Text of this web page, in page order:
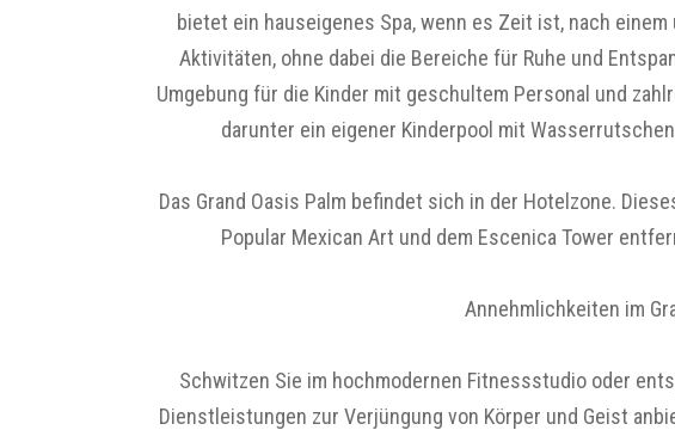
bietet ein hauseigenes Spa, wenn es Zeit ist, nach
Aktivitäten, ohne dabei die Bereiche für Ruhe und
Umgebung für die Kinder mit geschultem Personal und
darunter ein eigener Kinderpool mit
Das Grand Oasis Palm befindet sich in der Hotelzone.
Popular Mexican Art und dem Escenica Tower
Annehmlichkeiten im
Schwitzen Sie im hochmodernen Fitnessstudio oder
Dienstleistungen zur Verjüngung von Körper und Geist